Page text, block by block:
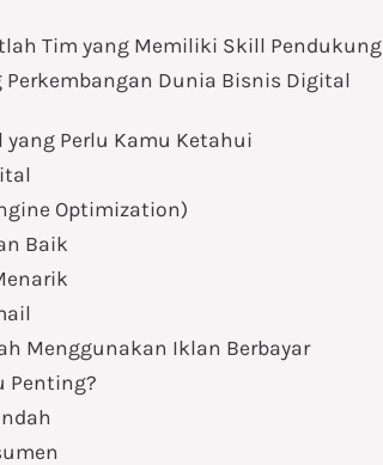
Tim yang Memiliki Skill Pendukung
Dunia Bisnis Digital
Perlu Kamu Ketahui
Optimization)
Baik
Menggunakan Iklan Berbayar
Penting?